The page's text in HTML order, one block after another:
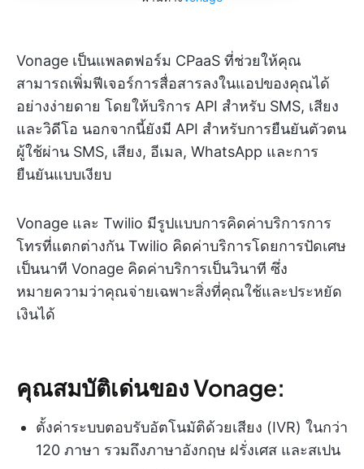
Vonage เป็นแพลตฟอร์ม CPaaS ที่ช่วยให้คุณ
สามารถเพิ่มฟีเจอร์การสื่อสารลงในแอปของคุณได้
อย่างง่ายดาย โดยให้บริการ API สำหรับ SMS, เสียง
และวิดีโอ นอกจากนี้ยังมี API สำหรับการยืนยันตัวตน
ผู้ใช้ผ่าน SMS, เสียง, อีเมล, WhatsApp และการ
ยืนยันแบบเงียบ
Vonage และ Twilio มีรูปแบบการคิดค่าบริการการ
โทรที่แตกต่างกัน Twilio คิดค่าบริการโดยการปัดเศษ
เป็นนาที Vonage คิดค่าบริการเป็นวินาที ซึ่ง
หมายความว่าคุณจ่ายเฉพาะสิ่งที่คุณใช้และประหยัด
เงินได้
คุณสมบัติเด่นของ Vonage:
ตั้งค่าระบบตอบรับอัตโนมัติด้วยเสียง (IVR) ในกว่า
120 ภาษา รวมถึงภาษาอังกฤษ ฝรั่งเศส และสเปน